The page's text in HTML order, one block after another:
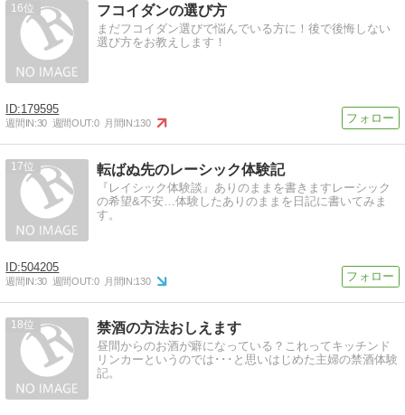
16 フコイダンの選び方
まだフコイダン選びで悩んでいる方に！後で後悔しない
選び方をお教えします！
179595
週間IN:30 週間OUT:0 月間IN:130
17 転ばぬ先のレーシック体験記
『レイシック体験談』ありのままを書きますレーシック
の希望&不安…体験したありのままを日記に書いてみま
す。
504205
週間IN:30 週間OUT:0 月間IN:130
18 禁酒の方法おしえます
昼間からのお酒が癖になっている？これってキッチンド
リンカーというのでは･･･と思いはじめた主婦の禁酒体験
記。